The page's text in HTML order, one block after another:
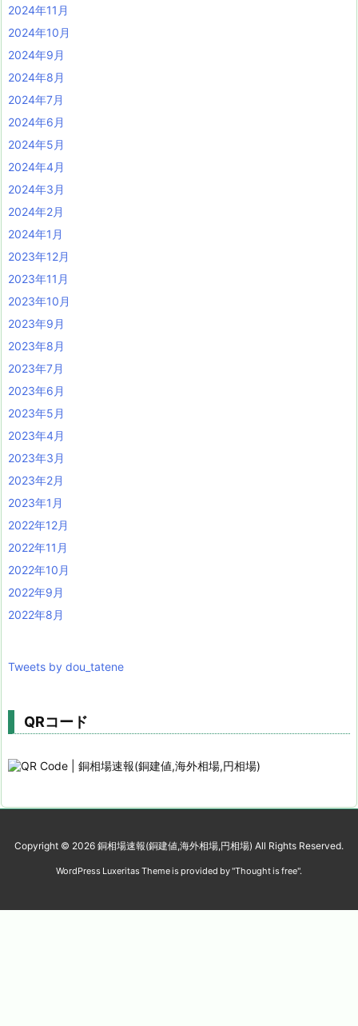
2024年11月
2024年10月
2024年9月
2024年8月
2024年7月
2024年6月
2024年5月
2024年4月
2024年3月
2024年2月
2024年1月
2023年12月
2023年11月
2023年10月
2023年9月
2023年8月
2023年7月
2023年6月
2023年5月
2023年4月
2023年3月
2023年2月
2023年1月
2022年12月
2022年11月
2022年10月
2022年9月
2022年8月
Tweets by dou_tatene
QRコード
Copyright © 2026 銅相場速報(銅建値,海外相場,円相場) All Rights Reserved.
WordPress Luxeritas Theme is provided by "Thought is free".